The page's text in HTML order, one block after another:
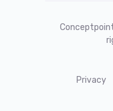
Privacy